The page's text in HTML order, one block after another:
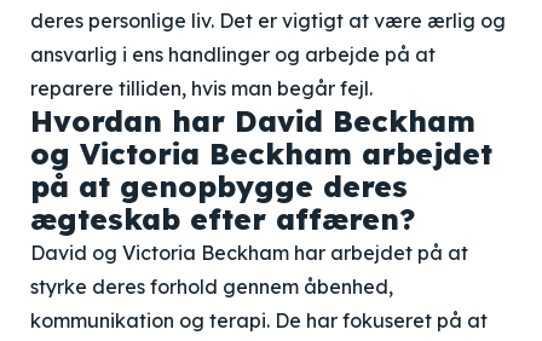
deres personlige liv. Det er vigtigt at være ærlig og
ansvarlig i ens handlinger og arbejde på at
reparere tilliden, hvis man begår fejl.
Hvordan har David Beckham
og Victoria Beckham arbejdet
på at genopbygge deres
ægteskab efter affæren?
David og Victoria Beckham har arbejdet på at
styrke deres forhold gennem åbenhed,
kommunikation og terapi. De har fokuseret på at